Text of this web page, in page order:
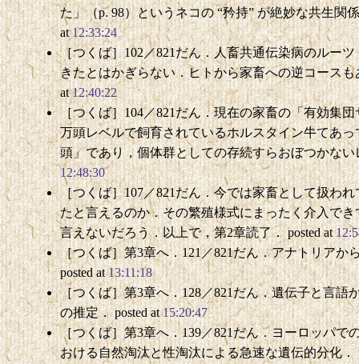
た」（p. 98）というネコの “矜持” が絶妙な共生関
at12:33:24
［つくば］102／821だん．人畜共通伝染病のルー
きたとはかぎらない．ヒトから家畜への逆コース
at12:40:22
［つくば］104／821だん．現在の家畜の「有効集
万頭レベルで飼育されているホルスタイン牛てあ
頭」であり，個体群としての存続すらおぼつかない
12:48:30
［つくば］107／821だん．今では家畜として扱わ
たと言えるのか．その繁殖様式にまったく介入で
言えないだろう．以上で，第2章読了． posted at
［つくば］第3章へ．121／821だん．アナトリアか
posted at13:11:18
［つくば］第3章へ．128／821だん．遺伝子と言語
の推定． posted at15:20:47
［つくば］第3章へ．139／821だん．ヨーロッパで
おける自然淘汰と性淘汰による急速な遺伝的分化．